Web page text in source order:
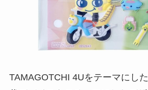
TAMAGOTCHI 4Uをテーマにし